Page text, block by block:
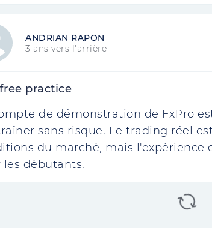
ANDRIAN RAPON
3 ans vers l'arrière
practice
de démonstration de FxPro
sans risque. Le trading réel
du marché, mais
les débutants.